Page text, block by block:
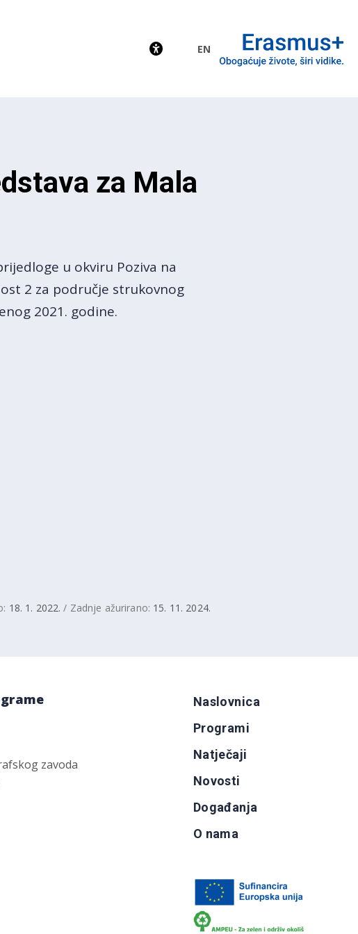
EN
za Mala
u okviru Poziva na
2 za područje strukovnog
2021. godine.
18. 1. 2022. / Zadnje ažurirano: 15. 11. 2024.
zavoda
Naslovnica
Programi
Natječaji
Novosti
Događanja
O nama